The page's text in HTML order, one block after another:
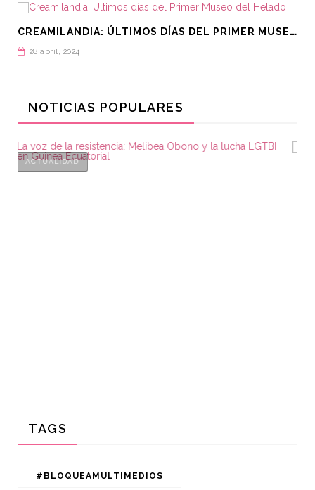
C
REAMILANDIA: ÚLTIMOS DÍAS DEL PRIMER MUSEO DEL HELADO
28 abril, 2024
NOTICIAS POPULARES
TAGS
#BLOQUEAMULTIMEDIOS